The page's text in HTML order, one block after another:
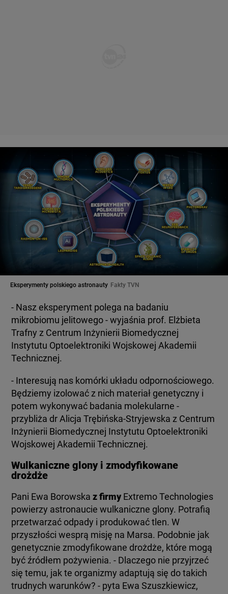
Eksperymenty polskiego astronauty Fakty TVN
- Nasz eksperyment polega na badaniu
mikrobiomu jelitowego - wyjaśnia prof. Elżbieta
Trafny z Centrum Inżynierii Biomedycznej
Instytutu Optoelektroniki Wojskowej Akademii
Technicznej.
- Interesują nas komórki układu odpornościowego.
Będziemy izolować z nich materiał genetyczny i
potem wykonywać badania molekularne -
przybliża dr Alicja Trębińska-Stryjewska z Centrum
Inżynierii Biomedycznej Instytutu Optoelektroniki
Wojskowej Akademii Technicznej.
Wulkaniczne glony i zmodyfikowane
drożdże
Pani Ewa Borowska z firmyExtremo Technologies
powierzy astronaucie wulkaniczne glony. Potrafią
przetwarzać odpady i produkować tlen. W
przyszłości wesprą misję na Marsa. Podobnie jak
genetycznie zmodyfikowane drożdże, które mogą
być źródłem pożywienia. - Dlaczego nie przyjrzeć
się temu, jak te organizmy adaptują się do takich
trudnych warunków? - pyta Ewa Szuszkiewicz,